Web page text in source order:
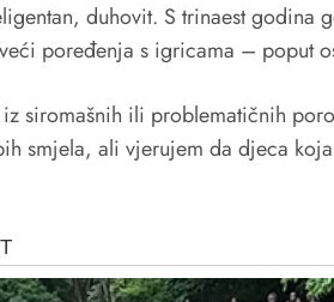
duhovit. S trinaest
poređenja s igricama – poput
siromašnih ili problematičnih
smjela, ali vjerujem da djeca